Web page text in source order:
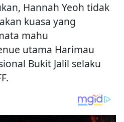
Hannah Yeoh tidak
kuasa yang
mahu
utama Harimau
Bukit Jalil selaku